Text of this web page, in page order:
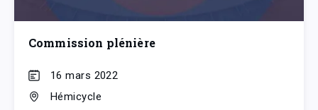
Commission plénière
16 mars 2022
Hémicycle